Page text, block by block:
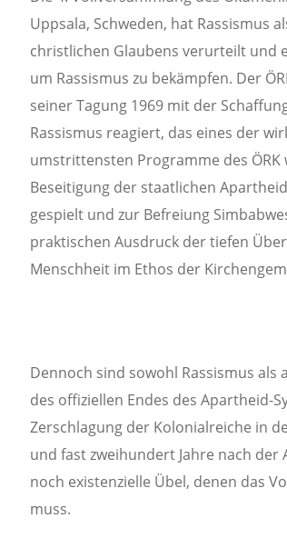
Uppsala, Schweden, hat Rassismus
christlichen Glaubens verurteilt und
um Rassismus zu bekämpfen. Der
seiner Tagung 1969 mit der
Rassismus reagiert, das eines der
umstrittensten Programme des
Beseitigung der staatlichen
gespielt und zur Befreiung
praktischen Ausdruck der tiefen
Menschheit im Ethos der
Dennoch sind sowohl Rassismus
des offiziellen Endes des Apartheid-
Zerschlagung der Kolonialreiche in
und fast zweihundert Jahre nach
noch existenzielle Übel, denen das
muss.